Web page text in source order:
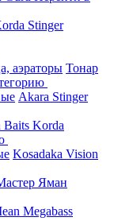
Stinger
аэраторы Тонар
Akara Stinger
Baits Korda
Kosadaka Vision
Яман
Megabass